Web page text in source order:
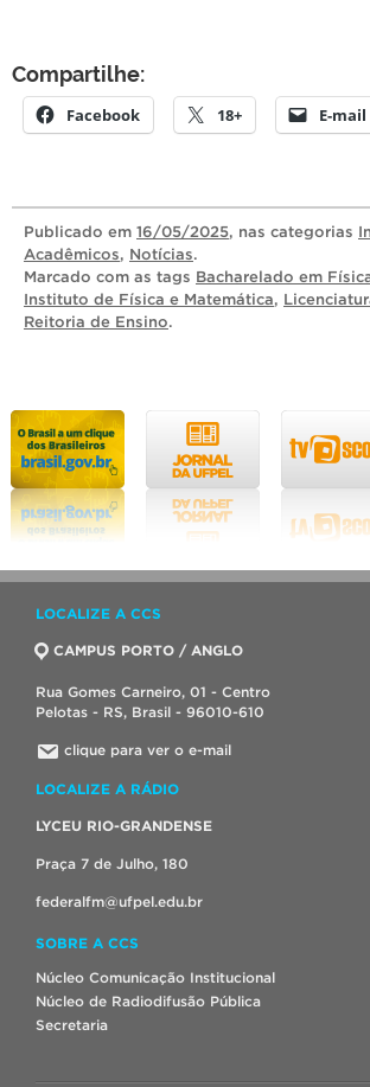
Compartilhe:
Facebook 18+ E-mail
Publicado em 16/05/2025, nas categorias
Acadêmicos, Notícias.
Marcado com as tags Bacharelado em
Instituto de Física e Matemática,
Reitoria de Ensino.
LOCALIZE A CCS
CAMPUS PORTO / ANGLO
Rua Gomes Carneiro, 01 - Centro
Pelotas - RS, Brasil - 96010-610
clique para ver o e-mail
LOCALIZE A RÁDIO
LYCEU RIO-GRANDENSE
Praça 7 de Julho, 180
federalfm@ufpel.edu.br
SOBRE A CCS
Núcleo Comunicação Institucional
Núcleo de Radiodifusão Pública
Secretaria